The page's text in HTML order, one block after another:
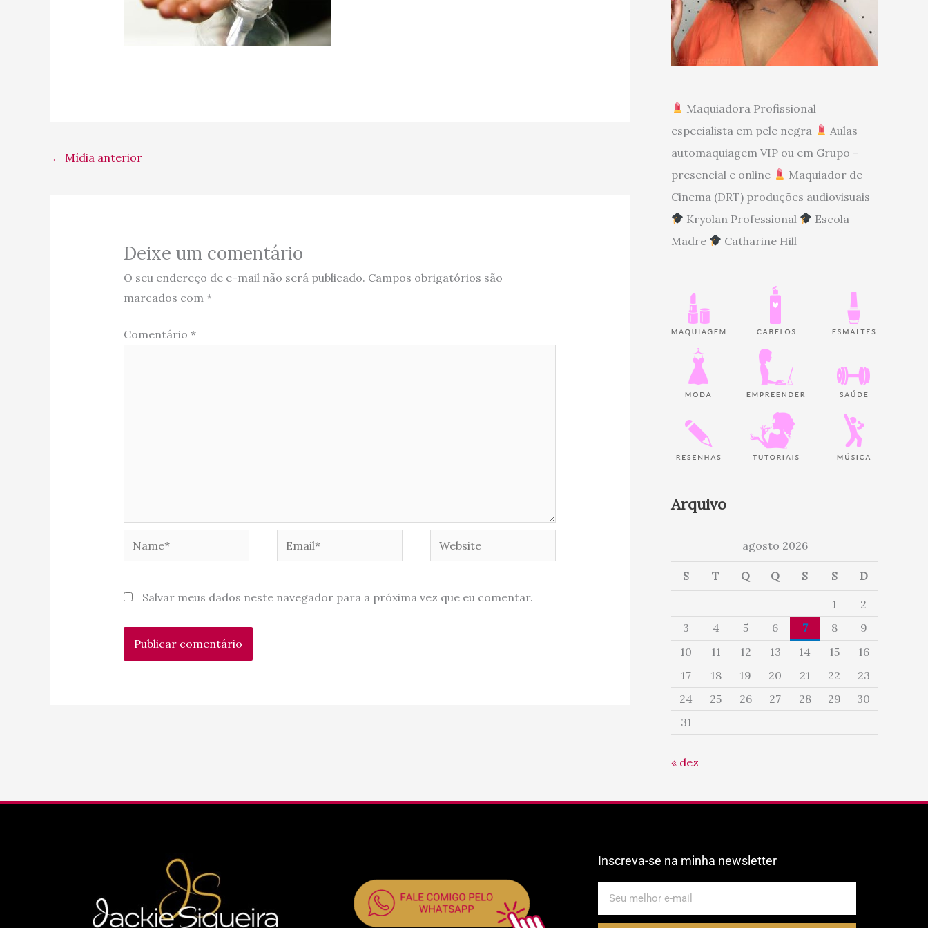
← Mídia anterior
Deixe um comentário
O seu endereço de e-mail não será publicado. Campos obrigatórios são
marcados com *
Comentário *
Website
Salvar meus dados neste navegador para a próxima vez que eu comentar.
Maquiadora Profissional
especialista em pele negra
Aulas
automaquiagem VIP ou em Grupo -
presencial e online
Maquiador de
Cinema (DRT) produções audiovisuais
Kryolan Professional
Escola
Madre
Catharine Hill
Arquivo
agosto 2026
S T Q Q S S D
1
2
3
4 5 6 7 8
9
10
11 12 13 14 15
16
17
18 19 20 21 22
23
24
25 26 27 28 29
30
31
« dez
Inscreva-se na minha newsletter